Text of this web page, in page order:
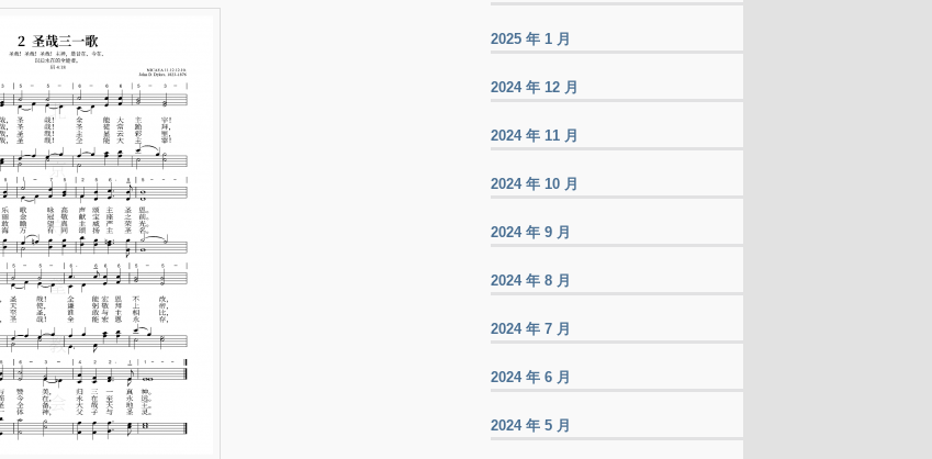
2025 年 1 月
2024 年 12 月
2024 年 11 月
2024 年 10 月
2024 年 9 月
2024 年 8 月
2024 年 7 月
2024 年 6 月
2024 年 5 月